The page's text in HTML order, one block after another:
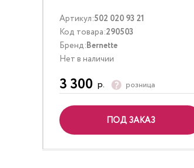
Артикул:502 020 93 21
Код товара:290503
Бренд:Bernette
Нет в наличии
3 300 р. розница
ПОД ЗАКАЗ